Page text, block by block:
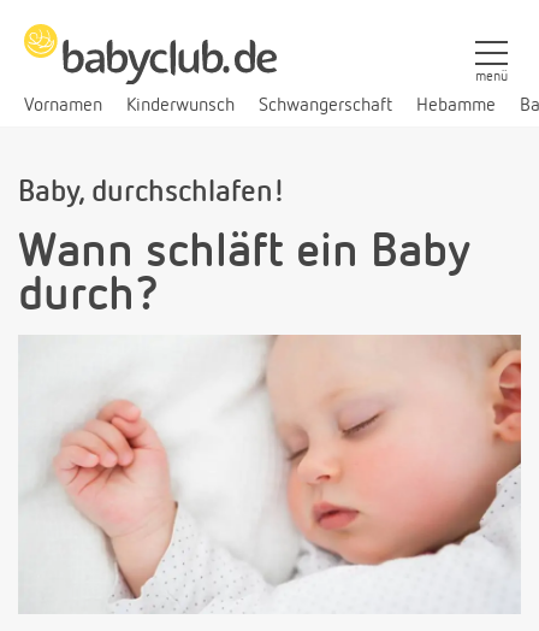
Vornamen Kinderwunsch Schwangerschaft Hebamme
menü
Baby, durchschlafen!
Wann schläft ein Baby
durch?